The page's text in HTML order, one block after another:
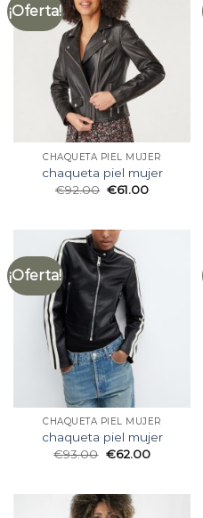
¡Oferta!
CHAQUETA PIEL MUJER
chaqueta piel mujer
€92.00 €61.00
¡Oferta!
CHAQUETA PIEL MUJER
chaqueta piel mujer
€93.00 €62.00